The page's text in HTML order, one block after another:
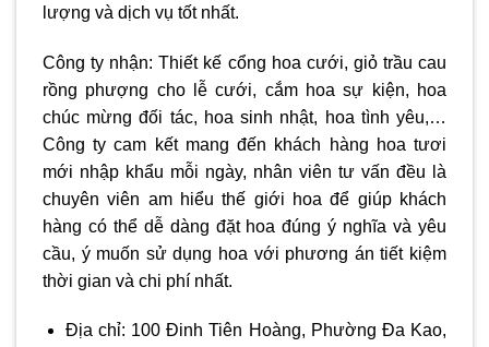
lượng và dịch vụ tốt nhất.
Công ty nhận: Thiết kế cổng hoa cưới, giỏ trầu cau
rồng phượng cho lễ cưới, cắm hoa sự kiện, hoa
chúc mừng đối tác, hoa sinh nhật, hoa tình yêu,…
Công ty cam kết mang đến khách hàng hoa tươi
mới nhập khẩu mỗi ngày, nhân viên tư vấn đều là
chuyên viên am hiểu thế giới hoa để giúp khách
hàng có thể dễ dàng đặt hoa đúng ý nghĩa và yêu
cầu, ý muốn sử dụng hoa với phương án tiết kiệm
thời gian và chi phí nhất.
Địa chỉ: 100 Đinh Tiên Hoàng, Phường Đa Kao,